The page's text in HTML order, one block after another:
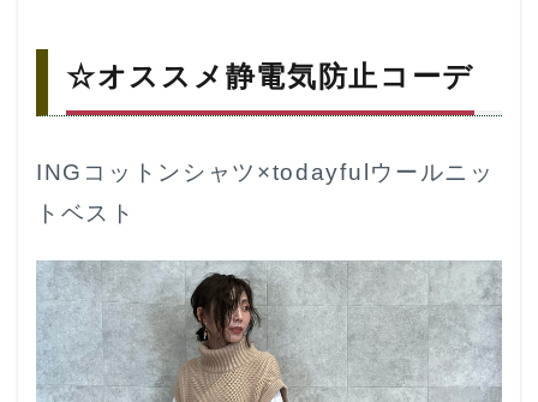
☆オススメ静電気防止コーデ
INGコットンシャツ×todayfulウールニッ
トベスト